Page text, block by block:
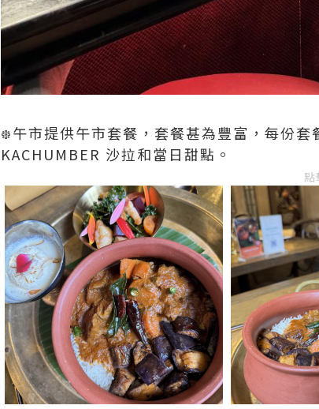
᪥午市提供午市套餐，套餐甚為豐富，每份
KACHUMBER 沙拉和當日甜點。
點